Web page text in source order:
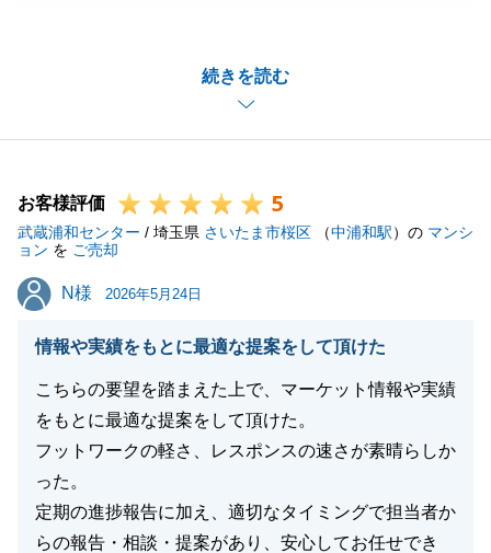
続きを読む
今後も何かお困りの事がございましたら、いつでもお
気軽にご連絡下さい。
ります。
今後ともよろしくお願い申し上げます。
お客様評価 5
武蔵浦和センター / 埼玉県 さいたま市桜区 （中浦和駅）の マンシ
ョン を ご売却
N様
N様 2026年5月24日
情報や実績をもとに最適な提案をして頂けた
こちらの要望を踏まえた上で、マーケット情報や実績
をもとに最適な提案をして頂けた。
フットワークの軽さ、レスポンスの速さが素晴らしか
った。
定期の進捗報告に加え、適切なタイミングで担当者か
らの報告・相談・提案があり、安心してお任せでき